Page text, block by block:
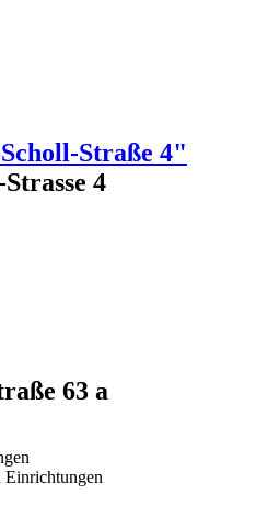
Straße 4"
4
63 a
Einrichtungen